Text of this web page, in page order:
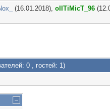
(16.01.2018), oIITiMicT_96
0 , гостей: 1)